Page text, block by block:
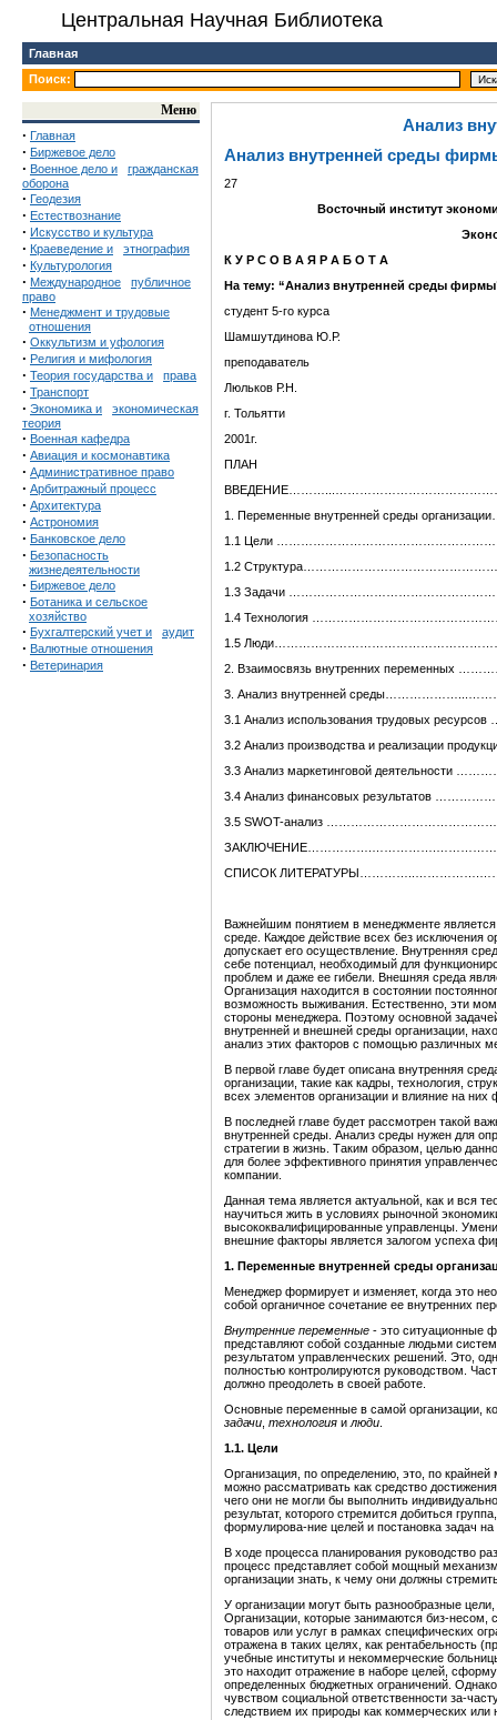
Центральная Научная Библиотека
Главная
Поиск:
Меню
· Главная
· Биржевое дело
· Военное дело и
гражданская
оборона
· Геодезия
· Естествознание
· Искусство и культура
· Краеведение и этнография
· Культурология
· Международное
публичное
право
· Менеджмент и трудовые
отношения
· Оккультизм и уфология
· Религия и мифология
· Теория государства и права
· Транспорт
· Экономика и
экономическая
теория
· Военная кафедра
· Авиация и космонавтика
· Административное право
· Арбитражный процесс
· Архитектура
· Астрономия
· Банковское дело
· Безопасность
жизнедеятельности
· Биржевое дело
· Ботаника и сельское
хозяйство
· Бухгалтерский учет и аудит
· Валютные отношения
· Ветеринария
Анализ
Анализ внутренней среды
27
Восточный институт
К У Р С О В А Я Р А Б О Т А
На тему: “Анализ внутренней среды
студент 5-го курса
Шамшутдинова Ю.Р.
преподаватель
Люльков Р.Н.
г. Тольятти
2001г.
ПЛАН
1. Переменные внутренней среды
1.1 Цели
1.2
1.3 Задачи
1.4 Технология
1.5
2. Взаимосвязь внутренних
3. Анализ внутренней
3.1 Анализ использования трудовых
3.2 Анализ производства и реализации
3.3 Анализ маркетинговой
3.4 Анализ финансовых результатов
3.5 SWOT-анализ
СПИСОК
Важнейшим понятием в менеджменте является
среде. Каждое действие всех без исключения
допускает его осуществление. Внутренняя
себе потенциал, необходимый для
проблем и даже ее гибели. Внешняя среда
Организация находится в состоянии
возможность выживания. Естественно, эти
стороны менеджера. Поэтому основной
внутренней и внешней среды организации,
анализ этих факторов с помощью различных
В первой главе будет описана внутренняя
организации, такие как кадры, технология,
всех элементов организации и влияние на
В последней главе будет рассмотрен такой
внутренней среды. Анализ среды нужен для
стратегии в жизнь. Таким образом, целью
для более эффективного принятия
компании.
Данная тема является актуальной, как и вся
научиться жить в условиях рыночной
высококвалифицированные управленцы.
внешние факторы является залогом успеха
1. Переменные внутренней среды
Менеджер формирует и изменяет, когда это
собой органичное сочетание ее внутренних
Внутренние переменные - это ситуационные
представляют собой созданные людьми
результатом управленческих решений. Это,
полностью контролируются руководством.
должно преодолеть в своей работе.
Основные переменные в самой организации,
задачи технология и люди
1.1. Цели
Организация, по определению, это, по
можно рассматривать как средство
чего они не могли бы выполнить
результат, которого стремится добиться
формулирова-ние целей и постановка задач
В ходе процесса планирования руководство
процесс представляет собой мощный
организации знать, к чему они должны
У организации могут быть разнообразные
Организации, которые занимаются биз-несом,
товаров или услуг в рамках специфических
отражена в таких целях, как рентабельность
учебные институты и некоммерческие
это находит отражение в наборе целей,
определенных бюджетных ограничений.
чувством социальной ответственности за-
следствием их природы как коммерческих или